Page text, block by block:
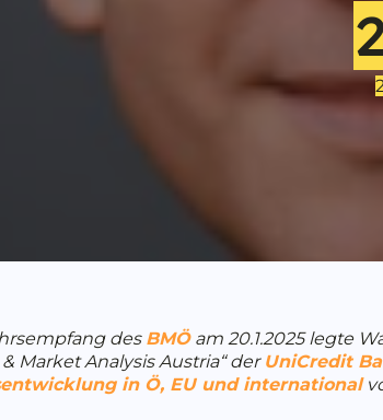
des BMÖam 20.1.2025 legte
Market Analysis Austria“ der UniCredit
in Ö, EU und international